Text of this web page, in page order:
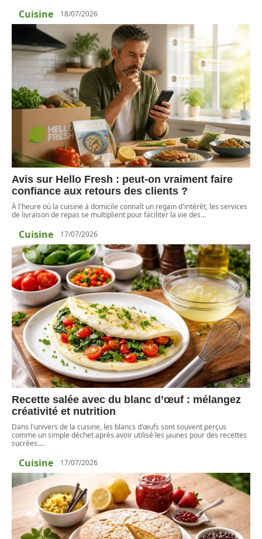
Cuisine 18/07/2026
Avis sur Hello Fresh : peut-on vraiment faire
confiance aux retours des clients ?
À l'heure où la cuisine à domicile connaît un regain d'intérêt, les services
de livraison de repas se multiplient pour faciliter la vie des…
Cuisine 17/07/2026
Recette salée avec du blanc d’œuf : mélangez
créativité et nutrition
Dans l'univers de la cuisine, les blancs d'œufs sont souvent perçus
comme un simple déchet après avoir utilisé les jaunes pour des recettes
sucrées.…
Cuisine 17/07/2026